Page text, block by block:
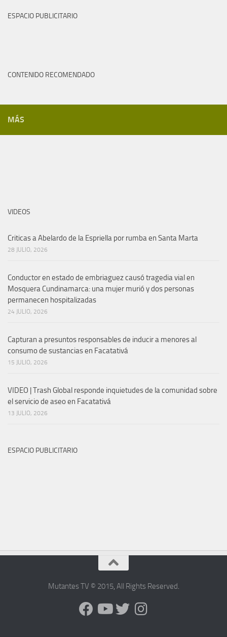
ESPACIO PUBLICITARIO
CONTENIDO RECOMENDADO
MÁS
VIDEOS
Criticas a Abelardo de la Espriella por rumba en Santa Marta
28 JULIO, 2026
Conductor en estado de embriaguez causó tragedia vial en
Mosquera Cundinamarca: una mujer murió y dos personas
permanecen hospitalizadas
24 JULIO, 2026
Capturan a presuntos responsables de inducir a menores al
consumo de sustancias en Facatativá
15 JULIO, 2026
VIDEO | Trash Global responde inquietudes de la comunidad sobre
el servicio de aseo en Facatativá
13 JULIO, 2026
ESPACIO PUBLICITARIO
Mutantes TV © 2015, All Rights Reserved.